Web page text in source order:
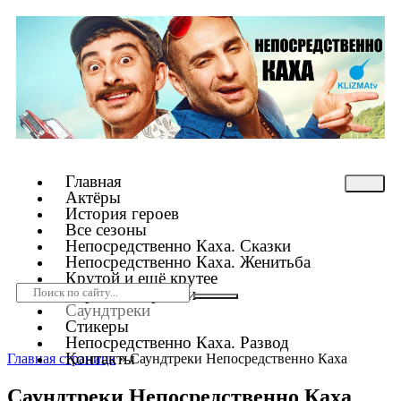
Главная
Актёры
История героев
Все сезоны
Непосредственно Каха. Сказки
Непосредственно Каха. Женитьба
Крутой и ещё крутее
Короткометражки
Саундтреки
Стикеры
Непосредственно Каха. Развод
Контакты
Главная страница»Саундтреки Непосредственно Каха